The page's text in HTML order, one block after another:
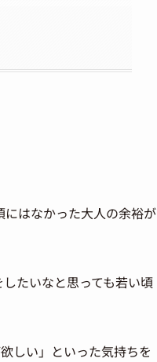
はなかった大人の余裕が
たいなと思っても若い頃
しい」といった気持ちを